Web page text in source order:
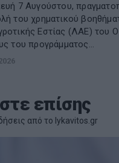
7 Αυγούστου,
του χρηματικού
Εστίας (ΛΑΕ) του
του προγράμματος...
επίσης
από το lykavitos.gr